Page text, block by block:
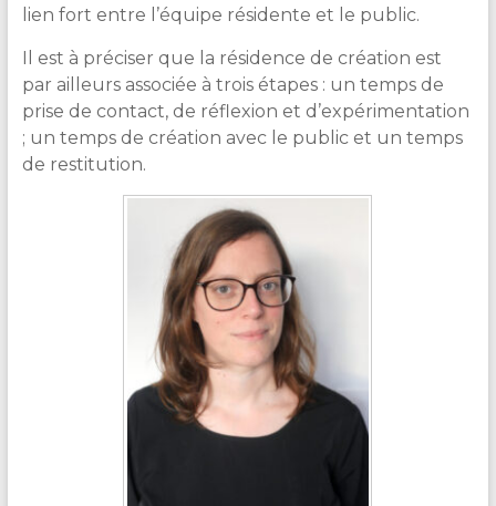
lien fort entre l’équipe résidente et le public.
Il est à préciser que la résidence de création est
par ailleurs associée à trois étapes : un temps de
prise de contact, de réflexion et d’expérimentation
; un temps de création avec le public et un temps
de restitution.